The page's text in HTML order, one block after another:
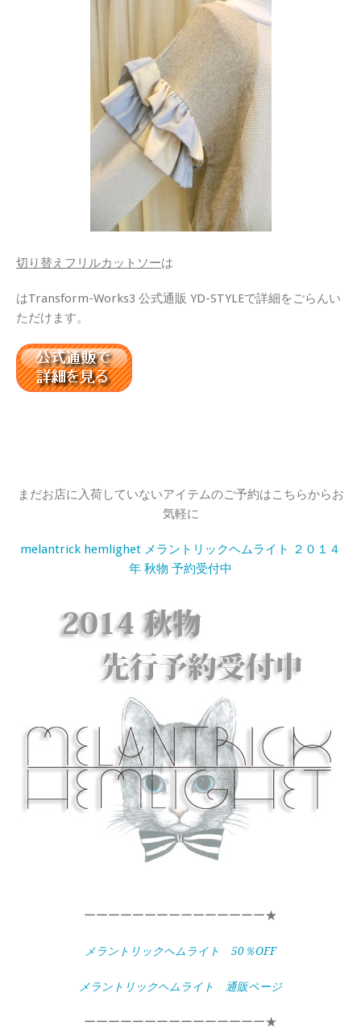
切り替えフリルカットソーは
はTransform-Works3 公式通販 YD-STYLEで詳細をごらんい
ただけます。
まだお店に入荷していないアイテムのご予約はこちらからお
気軽に
melantrick hemlighet メラントリックヘムライト ２０１４
年 秋物 予約受付中
ーーーーーーーーーーーーーーー★
メラントリックヘムライト 50％OFF
メラントリックヘムライト 通販ページ
ーーーーーーーーーーーーーーー★